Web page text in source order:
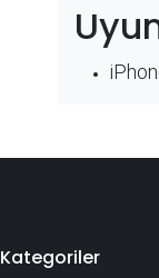
Kategoriler